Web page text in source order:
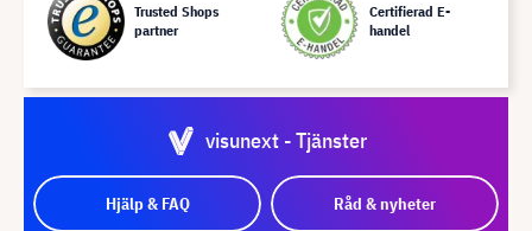
Trusted Shops
partner
Certifierad E-
handel
visunext - Tjänster
Hjälp & FAQ Råd & nyheter